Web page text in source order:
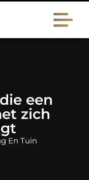
een
zich
En Tuin